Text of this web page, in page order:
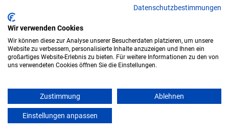
Duales Studium Informatik (B.Sc.) am
virtuellen Campus - Lange Immo GmbH
In Kooperation mit IU Duales Studium
(Internationale Hochschule)
Datenschutzbestimmungen
Wir verwenden Cookies
Wir können diese zur Analyse unserer Besucherdaten platzieren, um unsere
Website zu verbessern, personalisierte Inhalte anzuzeigen und Ihnen ein
großartiges Website-Erlebnis zu bieten. Für weitere Informationen zu den von
uns verwendeten Cookies öffnen Sie die Einstellungen.
Zustimmung Ablehnen
Einstellungen anpassen